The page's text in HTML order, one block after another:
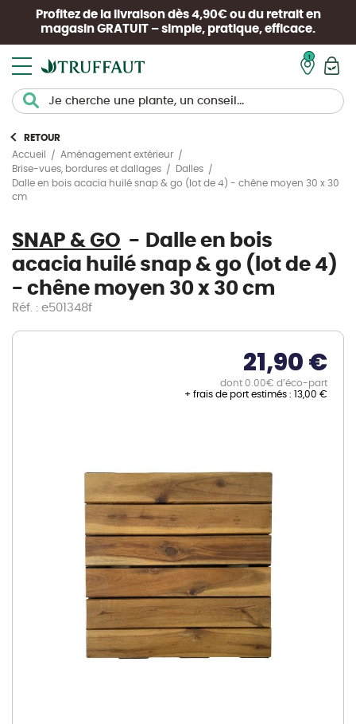
Profitez de la livraison dès 4,90€ ou du retrait en
magasin GRATUIT – simple, pratique, efficace.
RETOUR
Accueil
Aménagement extérieur
Brise-vues, bordures et dallages
Dalles
Dalle en bois acacia huilé snap & go (lot de 4) - chêne moyen 30 x 30
cm
SNAP & GO
Dalle en bois
acacia huilé snap & go (lot de 4)
- chêne moyen 30 x 30 cm
Réf. : e501348f
21,90 €
dont 0.00€ d’éco-part
+ frais de port estimés : 13,00 €